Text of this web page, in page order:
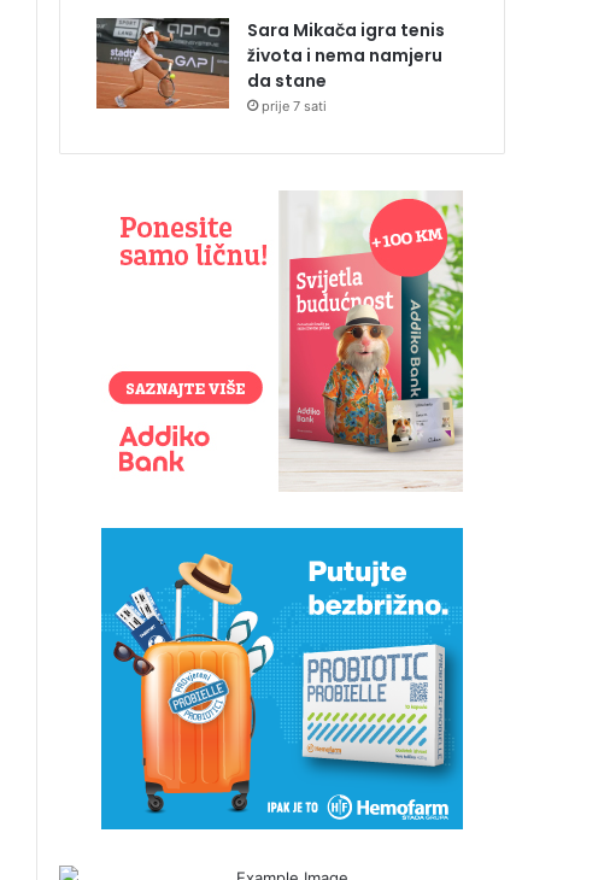
Sara Mikača igra tenis
života i nema namjeru
da stane
prije 7 sati